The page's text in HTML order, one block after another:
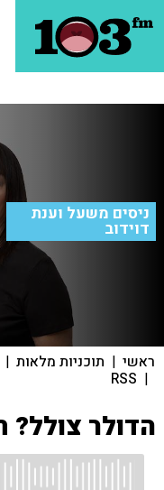
ניסים משעל וענת
דוידוב
ראשי | תוכניות מלאות |
|
RSS
הדולר צולל?